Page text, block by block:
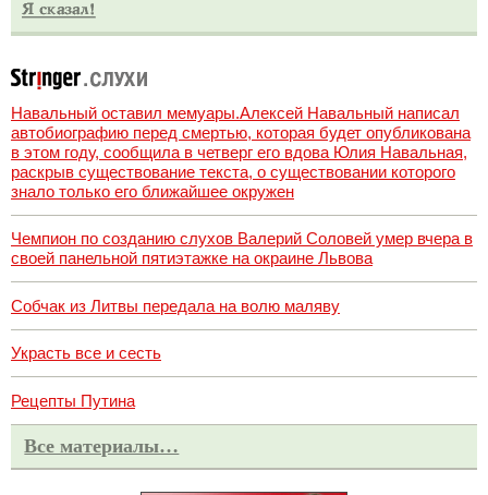
Навальный оставил мемуары.Алексей Навальный написал
автобиографию перед смертью, которая будет опубликована
в этом году, сообщила в четверг его вдова Юлия Навальная,
раскрыв существование текста, о существовании которого
знало только его ближайшее окружен
Чемпион по созданию слухов Валерий Соловей умер вчера в
своей панельной пятиэтажке на окраине Львова
Собчак из Литвы передала на волю маляву
Украсть все и сесть
Рецепты Путина
Все материалы…